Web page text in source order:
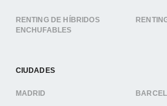
RENTING DE HÍBRIDOS
ENCHUFABLES
CIUDADES
MADRID